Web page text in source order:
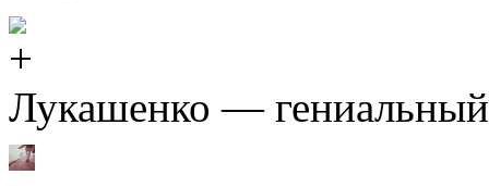
Лукашенко —